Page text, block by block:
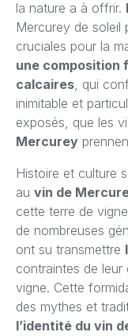
la nature a à offrir.
Mercurey de soleil
cruciales pour la
une composition
calcaires, qui
inimitable et
exposés, que les
Mercurey
Histoire et culture
au vin de
cette terre de
de nombreuses
ont su transmettre
contraintes de
vigne. Cette
des mythes et
l’identité du vin